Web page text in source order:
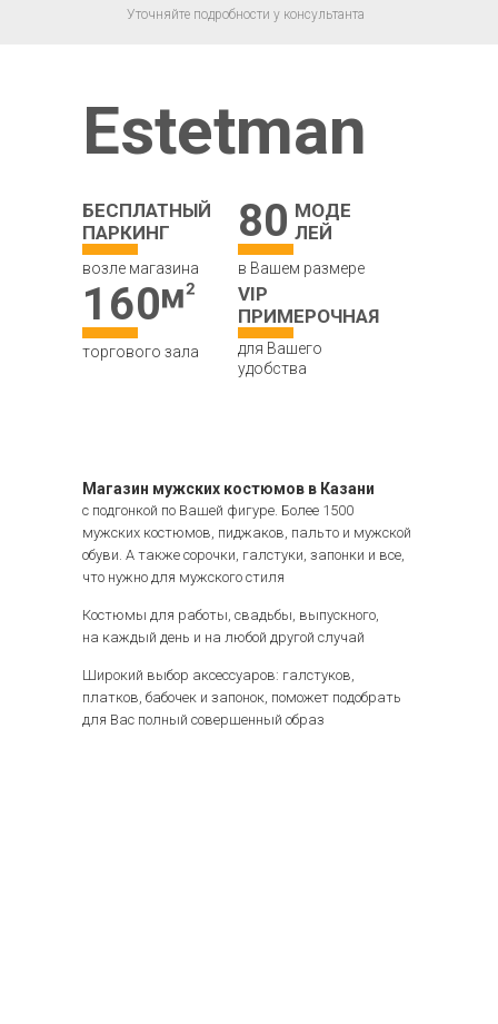
Уточняйте подробности у консультанта
с подгонкой по Вашей фигуре. Более 1500
мужских костюмов, пиджаков, пальто и мужской
обуви. А также сорочки, галстуки, запонки и все,
что нужно для мужского стиля
Костюмы для работы, свадьбы, выпускного,
на каждый день и на любой другой случай
Широкий выбор аксессуаров: галстуков,
платков, бабочек и запонок, поможет подобрать
для Вас полный совершенный образ
Estetman
БЕСПЛАТНЫЙ
ПАРКИНГ
возле магазина
80 МОДЕ
ЛЕЙ
в Вашем размере
160
торгового зала
VIP
ПРИМЕРОЧНАЯ
для Вашего
удобства
Магазин мужских костюмов в Казани